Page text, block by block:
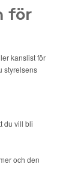
för
kanslist för
styrelsens
du vill bli
och den